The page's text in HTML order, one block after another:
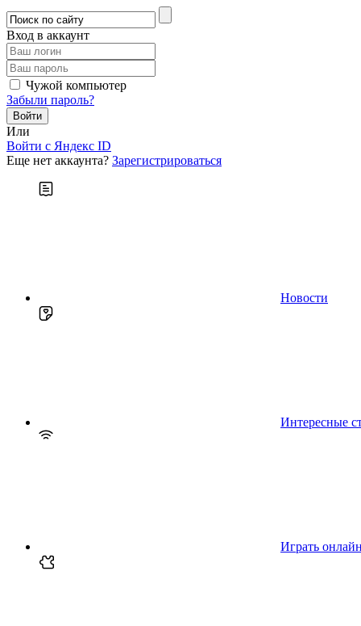
Вход в аккаунт
Чужой компьютер
Забыли пароль?
Или
Войти c Яндекс ID
Еще нет аккаунта? Зарегистрироваться
Новости
Интересные
Играть онлайн